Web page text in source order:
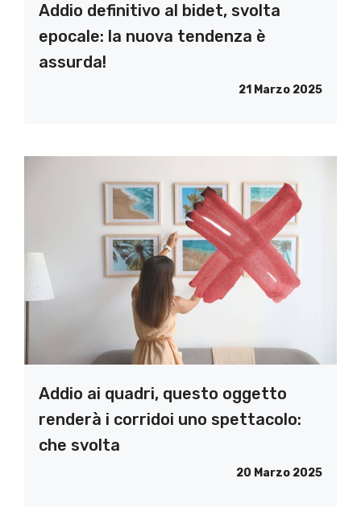
Addio definitivo al bidet, svolta
epocale: la nuova tendenza è
assurda!
21 Marzo 2025
Addio ai quadri, questo oggetto
renderà i corridoi uno spettacolo:
che svolta
20 Marzo 2025